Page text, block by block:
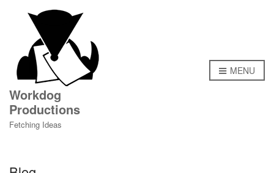
Workdog
Productions
Fetching Ideas
MENU